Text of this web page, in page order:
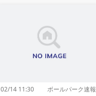
02/14 11:30 ボールパーク速報